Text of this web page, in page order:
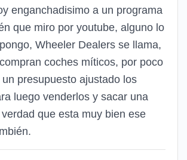
enganchadisimo a un programa
que miro por youtube, alguno lo
Wheeler Dealers se llama,
coches míticos, por poco
presupuesto ajustado los
luego venderlos y sacar una
que esta muy bien ese